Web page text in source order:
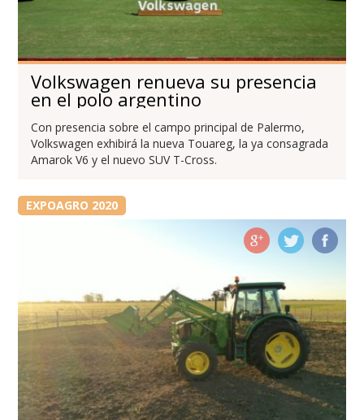
Volkswagen renueva su presencia
en el polo argentino
Con presencia sobre el campo principal de Palermo,
Volkswagen exhibirá la nueva Touareg, la ya consagrada
Amarok V6 y el nuevo SUV T-Cross.
EXPOAGRO 2020